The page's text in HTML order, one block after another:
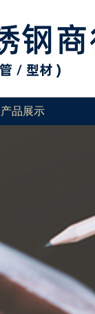
产品展示